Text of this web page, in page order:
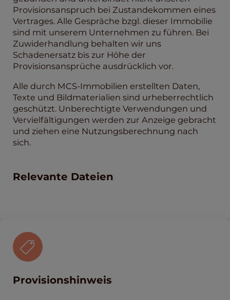
Provisionsanspruch bei Zustandekommen eines
Vertrages. Alle Gespräche bzgl. dieser Immobilie
sind mit unserem Unternehmen zu führen. Bei
Zuwiderhandlung behalten wir uns
Schadenersatz bis zur Höhe der
Provisionsansprüche ausdrücklich vor.
Alle durch MCS-Immobilien erstellten Daten,
Texte und Bildmaterialien sind urheberrechtlich
geschützt. Unberechtigte Verwendungen und
Vervielfältigungen werden zur Anzeige gebracht
und ziehen eine Nutzungsberechnung nach
sich.
Relevante Dateien
Provisionshinweis